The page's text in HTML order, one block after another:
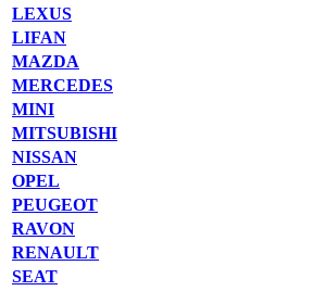
LEXUS
LIFAN
MAZDA
MERCEDES
MINI
MITSUBISHI
NISSAN
OPEL
PEUGEOT
RAVON
RENAULT
SEAT